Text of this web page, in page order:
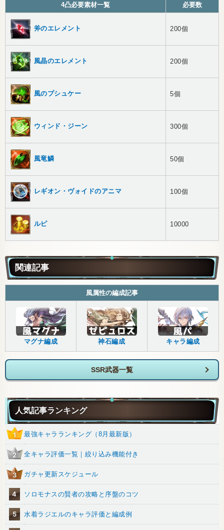
4凸必要素材一覧 必要数
斧のエレメント 200個
風晶のエレメント 200個
風のプシュケー 5個
ウィンド・ジーン 300個
風竜鱗 50個
レギオン・ヴォイドのアニマ 100個
ルピ 10000
関連記事
風属性の編成記事
マグナ編成 神石編成 キャラ編成
SSR武器一覧
人気記事ランキング
1 最強キャラランキング（8月最新版）
2 全キャラ評価一覧｜絞り込み機能付き
3 ガチャ更新スケジュール
4 ソロモナスの賢者の攻略と序盤のコツ
5 水着ラジエルのキャラ評価と編成例